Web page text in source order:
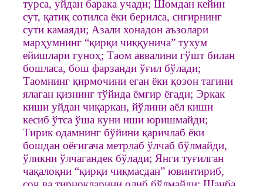
турса, уйдан барака учади; Шомдан кейин
сут, қатиқ сотилса ёки берилса, сигирнинг
сути камаяди; Азали хонадон аъзолари
марҳумнинг “қирқи чиққунича” тухум
ейишлари гуноҳ; Таом аввалини гўшт билан
бошласа, бош фарзанди ўғил бўлади;
Таомнинг қирмочини еган ёки қозон тагини
ялаган қизнинг тўйида ёмғир ёғади; Эркак
киши уйдан чиқаркан, йўлини аёл киши
кесиб ўтса ўша куни иши юришмайди;
Тирик одамнинг бўйини қаричлаб ёки
бошдан оёғигача метрлаб ўлчаб бўлмайди,
ўликни ўлчагандек бўлади; Янги туғилган
чақалоқни “қирқи чиқмасдан” ювинтириб,